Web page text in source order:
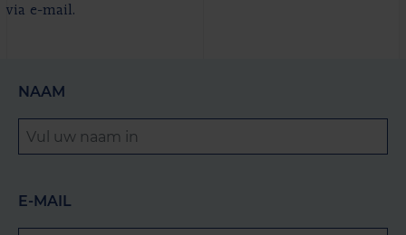
via e-mail.
NAAM
E-MAIL